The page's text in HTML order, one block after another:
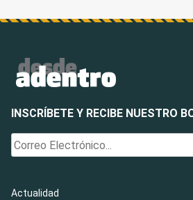
INSCRÍBETE Y RECIBE NUESTRO
Actualidad